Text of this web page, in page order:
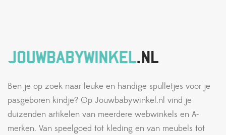
Ben je op zoek naar leuke en handige spulletjes voor je
pasgeboren kindje? Op Jouwbabywinkel.nl vind je
duizenden artikelen van meerdere webwinkels en A-
merken. Van speelgoed tot kleding en van meubels tot